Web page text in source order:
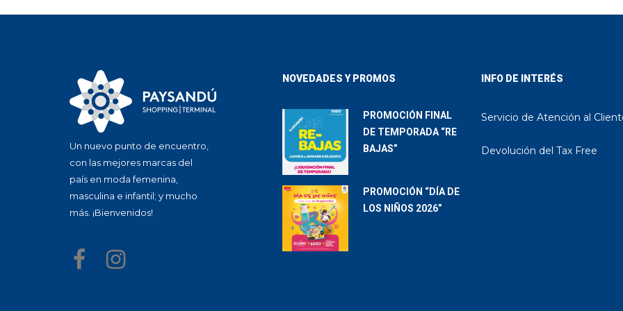
Un nuevo punto de encuentro,
con las mejores marcas del
país en moda femenina,
masculina e infantil; y mucho
más. ¡Bienvenidos!
NOVEDADES Y PROMOS
PROMOCIÓN FINAL
DE TEMPORADA “RE
BAJAS”
PROMOCIÓN “DÍA DE
LOS NIÑOS 2026”
INFO DE INTERÉS
Servicio de Atención al
Devolución del Tax Free